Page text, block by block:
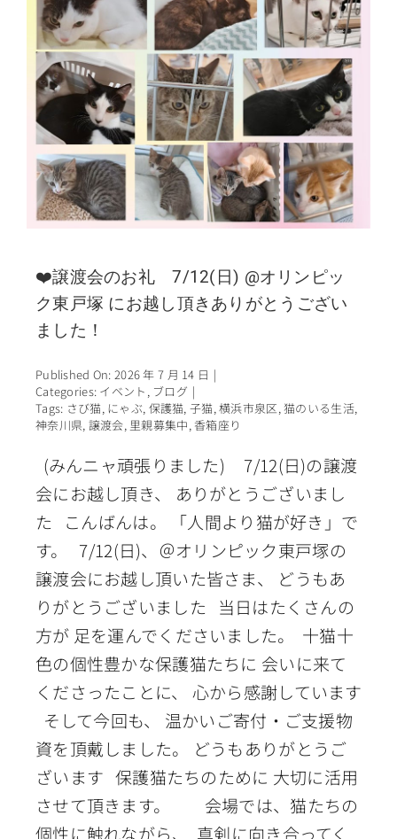
❤️譲渡会のお礼 7/12(日) @オリンピッ
ク東戸塚 にお越し頂きありがとうござい
ました！
Published On: 2026 年 7 月 14 日 |
Categories: イベント , ブログ |
Tags: さび猫, にゃぶ, 保護猫,子猫,横浜市泉区,猫のいる生活,
神奈川県, 譲渡会, 里親募集中,香箱座り
(みんニャ頑張りました) 7/12(日)の譲渡
会にお越し頂き、 ありがとうございまし
た こんばんは。 「人間より猫が好き」で
す。 7/12(日)、＠オリンピック東戸塚の
譲渡会にお越し頂いた皆さま、 どうもあ
りがとうございました 当日はたくさんの
方が 足を運んでくださいました。 十猫十
色の個性豊かな保護猫たちに 会いに来て
くださったことに、 心から感謝しています
そして今回も、 温かいご寄付・ご支援物
資を頂戴しました。 どうもありがとうご
ざいます 保護猫たちのために 大切に活用
させて頂きます。 会場では、猫たちの
個性に触れながら、 真剣に向き合ってく